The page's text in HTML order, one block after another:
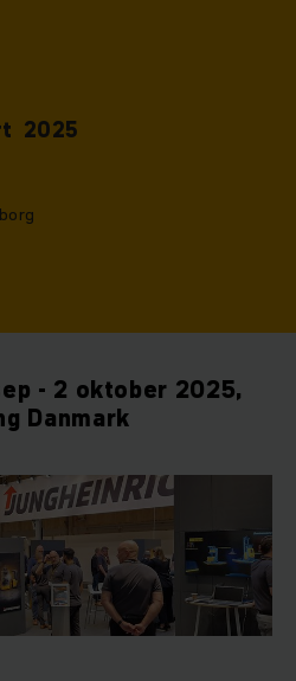
2025
- 2 oktober 2025,
Danmark